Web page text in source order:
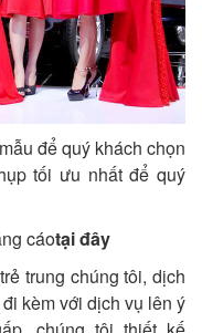
để quý khách chọn
tối ưu nhất để quý
cáotại đây
trung chúng tôi, dịch
kèm với dịch vụ lên ý